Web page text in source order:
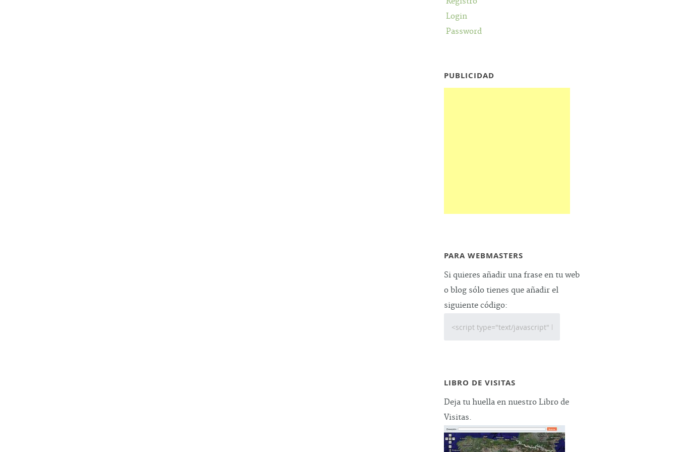
Login
Password
PUBLICIDAD
PARA WEBMASTERS
Si quieres añadir una frase en tu web
o blog sólo tienes que añadir el
siguiente código:
LIBRO DE VISITAS
Deja tu huella en nuestro Libro de
Visitas.